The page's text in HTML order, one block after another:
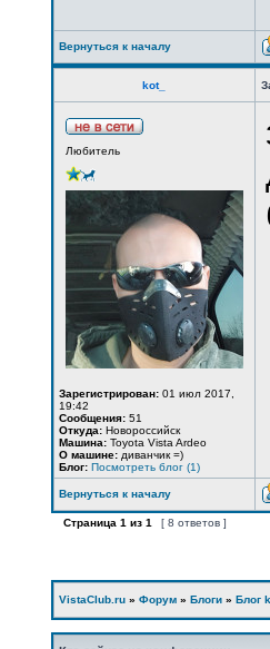
Вернуться к началу
kot_
Любитель
Зарегистрирован: 01 июл 2017,
19:42
Сообщения: 51
Откуда: Новороссийск
Машина: Toyota Vista Ardeo
О машине: диванчик =)
Блог: Посмотреть блог (1)
Вернуться к началу
Страница 1 из 1 [ 8 ответов ]
VistaClub.ru » Форум » Блоги » Блог